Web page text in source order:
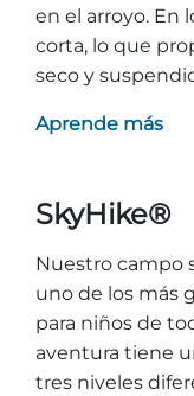
en el arroyo. En
corta, lo que
seco y
Aprende más
SkyHike®
Nuestro campo
uno de los más
para niños de
aventura tiene
tres niveles